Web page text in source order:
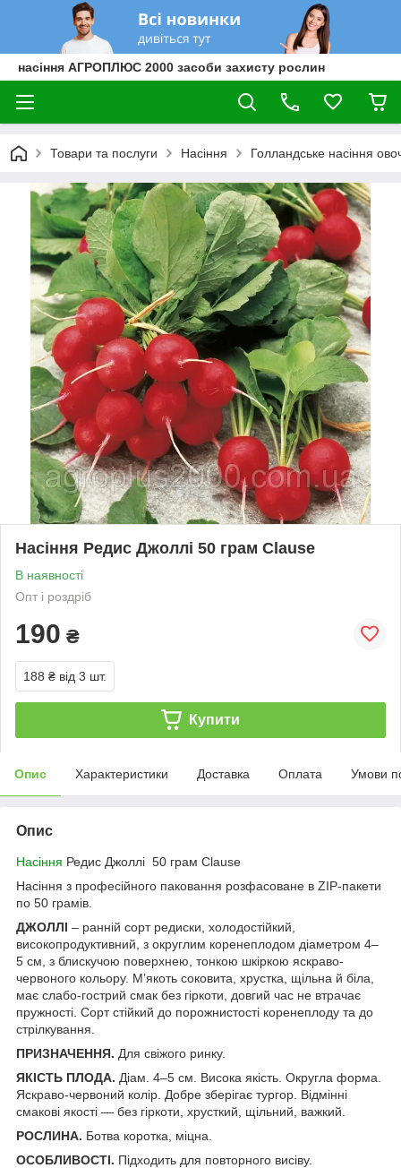
насіння АГРОПЛЮС 2000 засоби захисту рослин
Товари та послуги Насіння Голландське насіння
Насіння Редис Джоллі 50 грам Clause
В наявності
Опт і роздріб
190 ₴
188 ₴ від 3 шт.
Купити
Опис Характеристики Доставка Оплата Умови
Опис
Насіння Редис Джоллі 50 грам Clause
Насіння з професійного паковання розфасоване в ZIP-пакети
по 50 грамів.
ДЖОЛЛІ – ранній сорт редиски, холодостійкий,
високопродуктивний, з округлим коренеплодом діаметром 4–
5 см, з блискучою поверхнею, тонкою шкіркою яскраво-
червоного кольору. М’якоть соковита, хрустка, щільна й біла,
має слабо-гострий смак без гіркоти, довгий час не втрачає
пружності. Сорт стійкий до порожнистості коренеплоду та до
стрілкування.
ПРИЗНАЧЕННЯ. Для свіжого ринку.
ЯКІСТЬ ПЛОДА. Діам. 4–5 см. Висока якість. Округла форма.
Яскраво-червоний колір. Добре зберігає тургор. Відмінні
смакові якості — без гіркоти, хрусткий, щільний, важкий.
РОСЛИНА. Ботва коротка, міцна.
ОСОБЛИВОСТІ. Підходить для повторного висіву.